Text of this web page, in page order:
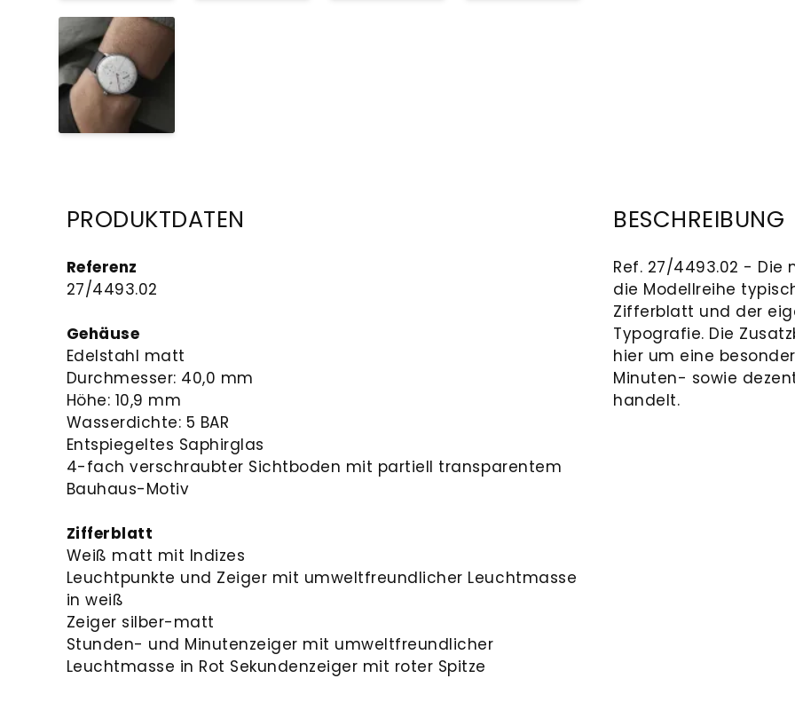
PRODUKTDATEN
Referenz
27/4493.02
Gehäuse
Edelstahl matt
Durchmesser: 40,0 mm
Höhe: 10,9 mm
Wasserdichte: 5 BAR
Entspiegeltes Saphirglas
4-fach verschraubter Sichtboden mit partiell transparentem
Bauhaus-Motiv
Zifferblatt
Weiß matt mit Indizes
Leuchtpunkte und Zeiger mit umweltfreundlicher Leuchtmasse
in weiß
Zeiger silber-matt
Stunden- und Minutenzeiger mit umweltfreundlicher
Leuchtmasse in Rot Sekundenzeiger mit roter Spitze
BESCHREIBUNG
Ref. 27/4493.02 -
die Modellreihe
Zifferblatt und der
Typografie. Die
hier um eine
Minuten- sowie
handelt.